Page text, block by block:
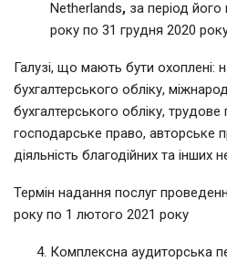
Netherlands, за період його
року по 31 грудня 2020
Галузі, що мають бути охоплені:
бухгалтерського обліку,
бухгалтерського обліку,
господарське право, авторське
діяльність благодійних та інших
Термін надання послуг
року по 1 лютого 2021 року
Комплексна аудиторська